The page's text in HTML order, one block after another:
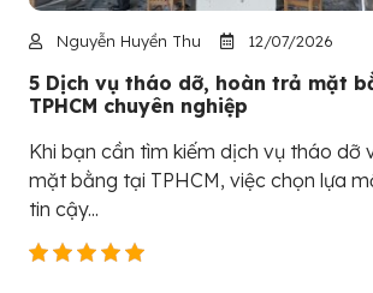
Nguyễn Huyền Thu 12/07/2026
5 Dịch vụ tháo dỡ, hoàn trả mặt
TPHCM chuyên nghiệp
Khi bạn cần tìm kiếm dịch vụ tháo dỡ
mặt bằng tại TPHCM, việc chọn lựa
tin cậy...